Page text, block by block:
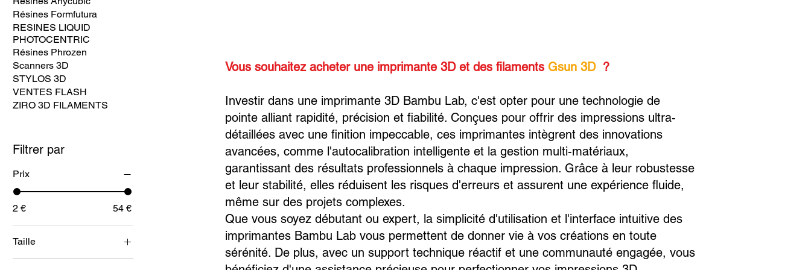
Résines Formfutura
RESINES LIQUID
PHOTOCENTRIC
Résines Phrozen
Scanners 3D
STYLOS 3D
VENTES FLASH
ZIRO 3D FILAMENTS
Filtrer par
Prix
2 € 54 €
Taille
0.2 mm
Vous souhaitez acheter une imprimante 3D et des filaments Gsun 3D?
Investir dans une imprimante 3D Bambu Lab, c'est opter pour une technologie de
pointe alliant rapidité, précision et fiabilité. Conçues pour offrir des impressions ultra-
détaillées avec une finition impeccable, ces imprimantes intègrent des innovations
avancées, comme l'autocalibration intelligente et la gestion multi-matériaux,
garantissant des résultats professionnels à chaque impression. Grâce à leur robustesse
et leur stabilité, elles réduisent les risques d'erreurs et assurent une expérience fluide,
même sur des projets complexes.
Que vous soyez débutant ou expert, la simplicité d'utilisation et l'interface intuitive des
imprimantes Bambu Lab vous permettent de donner vie à vos créations en toute
sérénité. De plus, avec un support technique réactif et une communauté engagée, vous